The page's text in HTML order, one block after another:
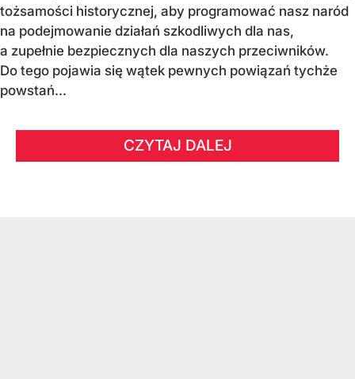
tożsamości historycznej, aby programować nasz naród
na podejmowanie działań szkodliwych dla nas,
a zupełnie bezpiecznych dla naszych przeciwników.
Do tego pojawia się wątek pewnych powiązań tychże
powstań...
CZYTAJ DALEJ